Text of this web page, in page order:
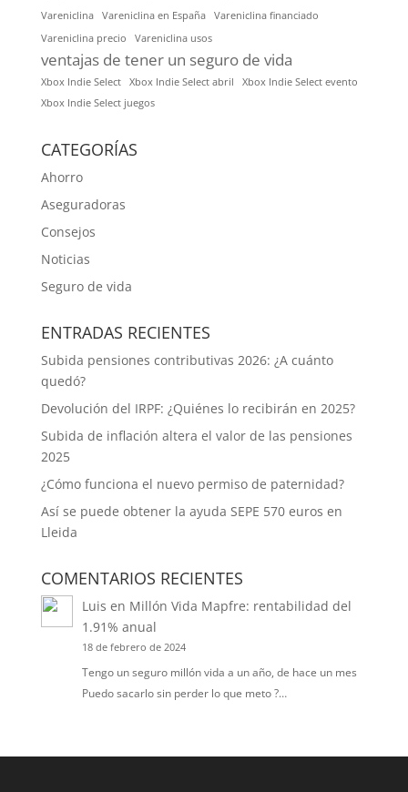
Vareniclina
Vareniclina en España
Vareniclina financiado
Vareniclina precio
Vareniclina usos
ventajas de tener un seguro de vida
Xbox Indie Select Xbox Indie Select abril
Xbox Indie Select evento
Xbox Indie Select juegos
CATEGORÍAS
Ahorro
Aseguradoras
Consejos
Noticias
Seguro de vida
ENTRADAS RECIENTES
Subida pensiones contributivas 2026: ¿A cuánto
quedó?
Devolución del IRPF: ¿Quiénes lo recibirán en 2025?
Subida de inflación altera el valor de las pensiones
2025
¿Cómo funciona el nuevo permiso de paternidad?
Así se puede obtener la ayuda SEPE 570 euros en
Lleida
COMENTARIOS RECIENTES
Luis en Millón Vida Mapfre: rentabilidad del
1.91% anual
18 de febrero de 2024
Tengo un seguro millón vida a un año, de hace un mes
Puedo sacarlo sin perder lo que meto ?…